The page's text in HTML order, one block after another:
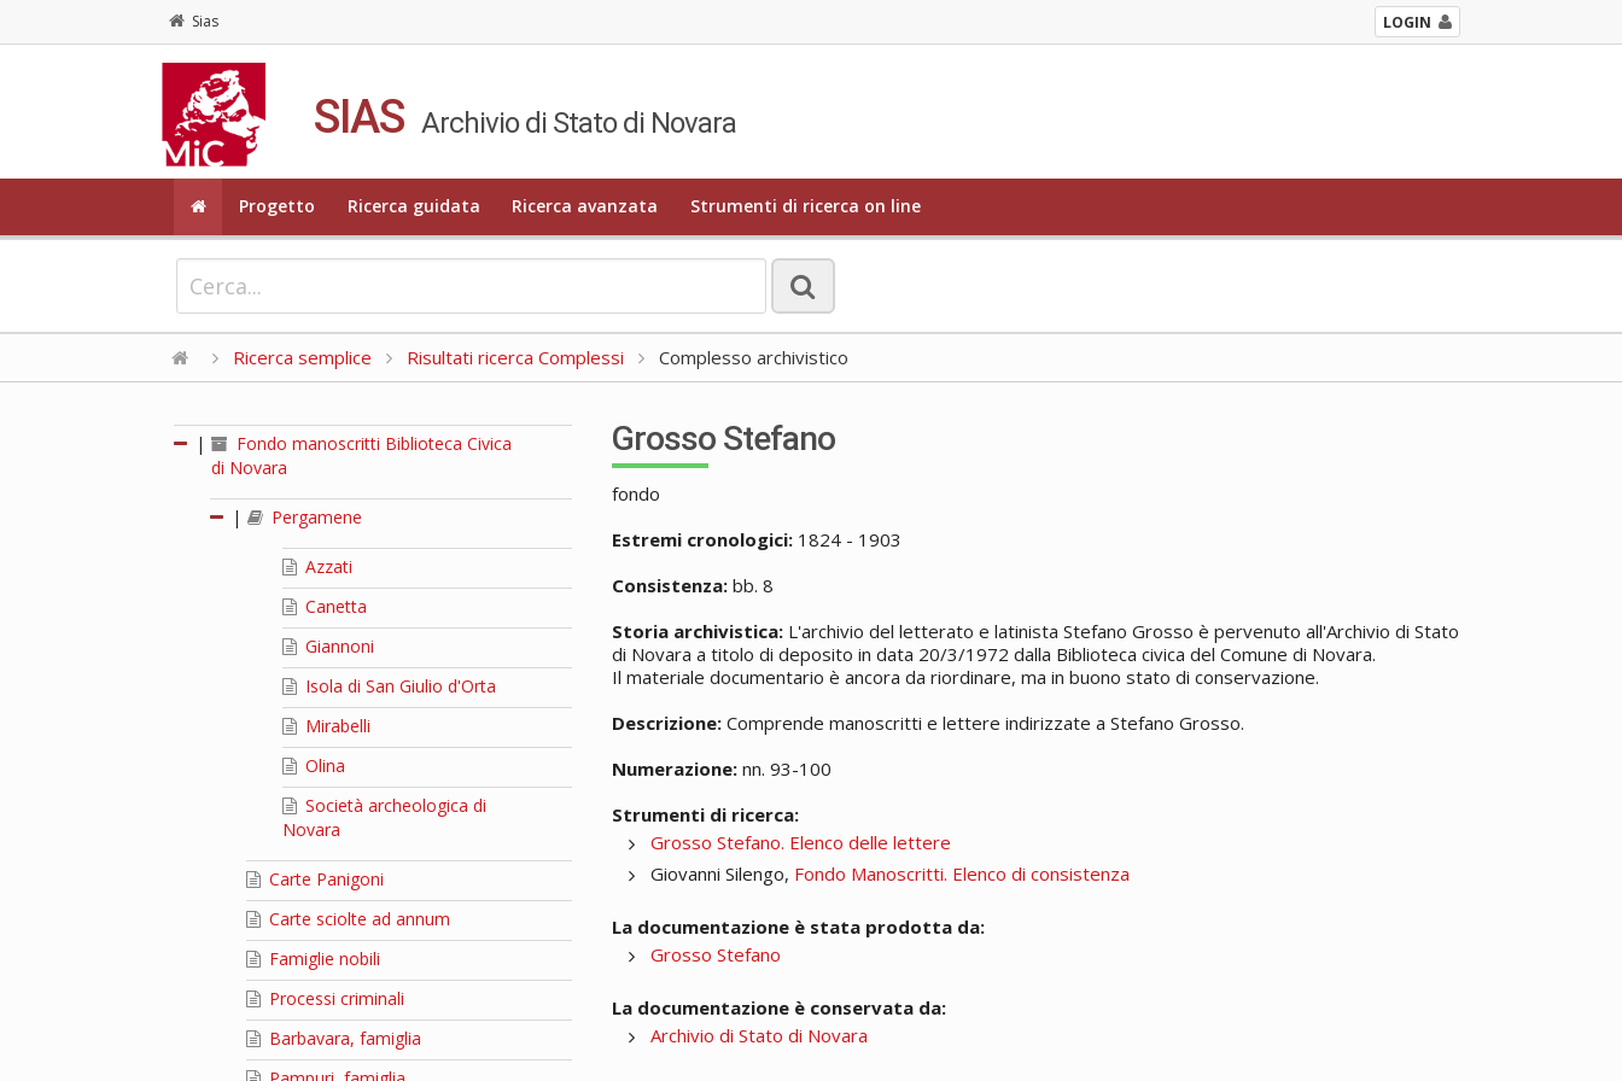
Sias LOGIN
SIAS Archivio di Stato di Novara
Progetto Ricerca guidata Ricerca avanzata Strumenti di ricerca on line
Ricerca semplice Risultati ricerca Complessi Complesso archivistico
|
Fondo manoscritti Biblioteca Civica
di Novara
| Pergamene
Azzati
Canetta
Giannoni
Isola di San Giulio d'Orta
Mirabelli
Olina
Società archeologica di
Novara
Carte Panigoni
Carte sciolte ad annum
Famiglie nobili
Processi criminali
Barbavara, famiglia
Grosso Stefano
fondo
Estremi cronologici: 1824 - 1903
Consistenza: bb. 8
Storia archivistica: L'archivio del letterato e latinista Stefano Grosso è pervenuto all'Archivio di Stato
di Novara a titolo di deposito in data 20/3/1972 dalla Biblioteca civica del Comune di Novara.
Il materiale documentario è ancora da riordinare, ma in buono stato di conservazione.
Descrizione: Comprendemanoscritti e lettere indirizzate a Stefano Grosso.
Numerazione: nn. 93-100
Strumenti di ricerca:
Grosso Stefano. Elenco delle lettere
Giovanni Silengo, Fondo Manoscritti. Elenco di consistenza
La documentazione è stata prodotta da:
Grosso Stefano
La documentazione è conservata da:
Archivio di Stato di Novara